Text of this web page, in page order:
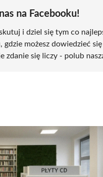
na Facebooku!
i dziel się tym co
gdzie możesz dowiedzieć
zdanie się liczy - polub